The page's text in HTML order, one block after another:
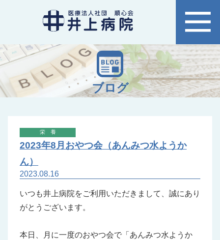
ブログ
栄養
2023年8月おやつ会（あんみつ水ようか
ん）
2023.08.16
いつも井上病院をご利用いただきまして、誠にあり
がとうございます。
本日、月に一度のおやつ会で「あんみつ水ようか